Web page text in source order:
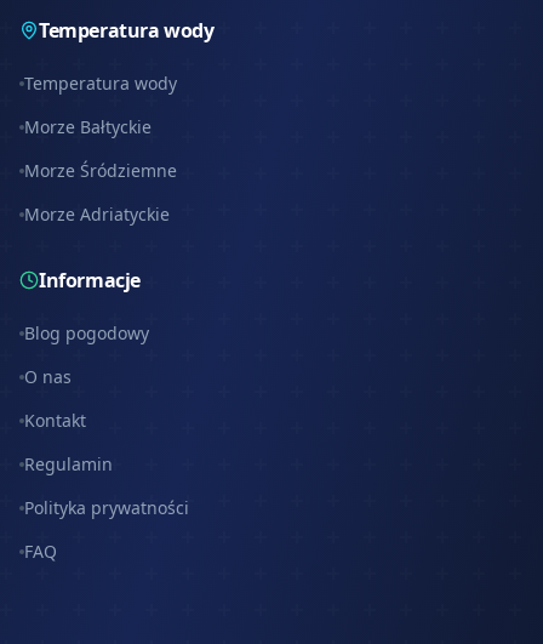
Temperatura wody
Temperatura wody
Morze Bałtyckie
Morze Śródziemne
Morze Adriatyckie
Informacje
Blog pogodowy
O nas
Kontakt
Regulamin
Polityka prywatności
FAQ